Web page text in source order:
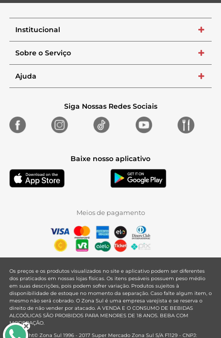
Institucional +
Sobre o Serviço +
Ajuda +
Siga Nossas Redes Sociais
Baixe nosso aplicativo
Meios de pagamento
Os preços e os produtos visualizados no site e aplicativo podem ser diferentes
dos praticados em nossas lojas físicas. Os itens pesáveis possuem peso médio
em suas descrições, pois podem sofrer variação. Produtos sujeitos à
disponibilidade de estoque no momento da separação. Caso falte algum item, o
mesmo não será cobrado. O Zona Sul é uma empresa varejista e se reserva o
direito de não vender por atacado. A VENDA E O CONSUMO DE BEBIDAS
ALCOÓLICAS SÃO PROIBIDOS PARA MENORES DE 18 ANOS. BEBA COM
MODERAÇÃO.
Copyright© Zona Sul 1996 - 2017 Super Mercado Zona Sul S/A F1129 - CNPJ: